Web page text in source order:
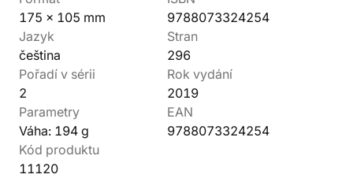
175 x 105 mm
9788073324254
Jazyk
čeština
Stran
296
Pořadí v sérii
2
Rok vydání
2019
Parametry
Váha: 194 g
EAN
9788073324254
Kód produktu
11120